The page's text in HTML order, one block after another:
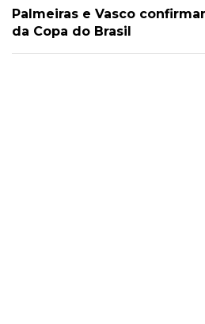
Palmeiras e Vasco
da Copa do Brasil